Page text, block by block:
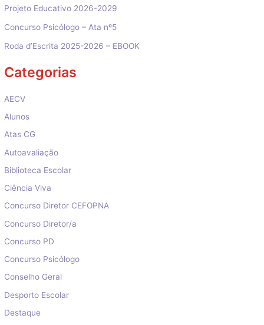
Projeto Educativo 2026-2029
Concurso Psicólogo – Ata nº5
Roda d’Escrita 2025-2026 – EBOOK
Categorias
AECV
Alunos
Atas CG
Autoavaliação
Biblioteca Escolar
Ciência Viva
Concurso Diretor CEFOPNA
Concurso Diretor/a
Concurso PD
Concurso Psicólogo
Conselho Geral
Desporto Escolar
Destaque